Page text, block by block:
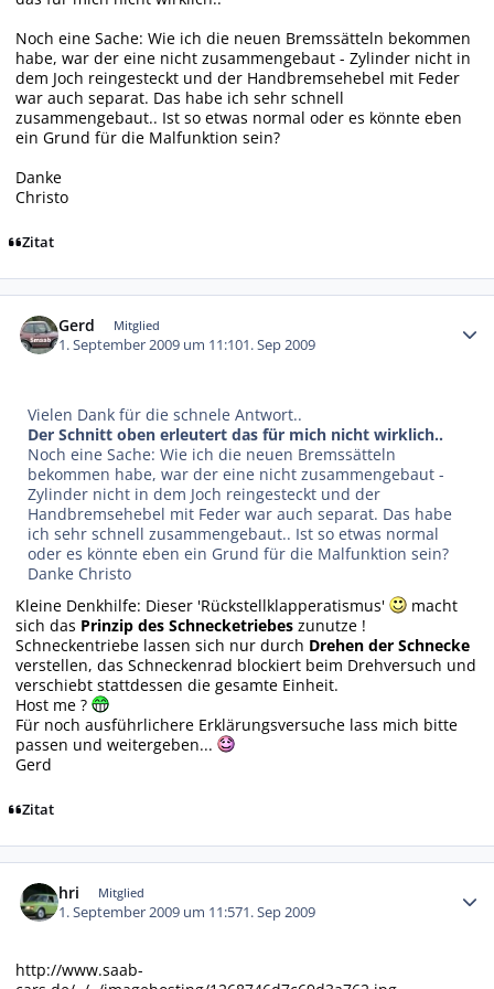
Noch eine Sache: Wie ich die neuen Bremssätteln bekommen
habe, war der eine nicht zusammengebaut - Zylinder nicht in
dem Joch reingesteckt und der Handbremsehebel mit Feder
war auch separat. Das habe ich sehr schnell
zusammengebaut.. Ist so etwas normal oder es könnte eben
ein Grund für die Malfunktion sein?
Danke
Christo
Zitat
Gerd Mitglied
1. September 2009 um 11:101. Sep 2009
Vielen Dank für die schnele Antwort..
Der Schnitt oben erleutert das für mich nicht wirklich..
Noch eine Sache: Wie ich die neuen Bremssätteln
bekommen habe, war der eine nicht zusammengebaut -
Zylinder nicht in dem Joch reingesteckt und der
Handbremsehebel mit Feder war auch separat. Das habe
ich sehr schnell zusammengebaut.. Ist so etwas normal
oder es könnte eben ein Grund für die Malfunktion sein?
Danke Christo
Kleine Denkhilfe: Dieser 'Rückstellklapperatismus'
macht
sich das Prinzip des Schnecketriebes zunutze !
Schneckentriebe lassen sich nur durch Drehen der Schnecke
verstellen, das Schneckenrad blockiert beim Drehversuch und
verschiebt stattdessen die gesamte Einheit.
Host me ?
Für noch ausführlichere Erklärungsversuche lass mich bitte
passen und weitergeben...
Gerd
Zitat
hri Mitglied
1. September 2009 um 11:571. Sep 2009
http://www.saab-